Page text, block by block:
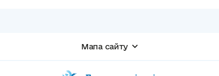
Мапа сайту